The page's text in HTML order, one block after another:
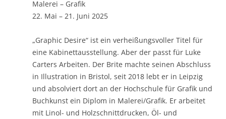
Malerei – Grafik
22. Mai – 21. Juni 2025
„Graphic Desire“ ist ein verheißungsvoller Titel für
eine Kabinettausstellung. Aber der passt für Luke
Carters Arbeiten. Der Brite machte seinen Abschluss
in Illustration in Bristol, seit 2018 lebt er in Leipzig
und absolviert dort an der Hochschule für Grafik und
Buchkunst ein Diplom in Malerei/Grafik. Er arbeitet
mit Linol- und Holzschnittdrucken, Öl- und